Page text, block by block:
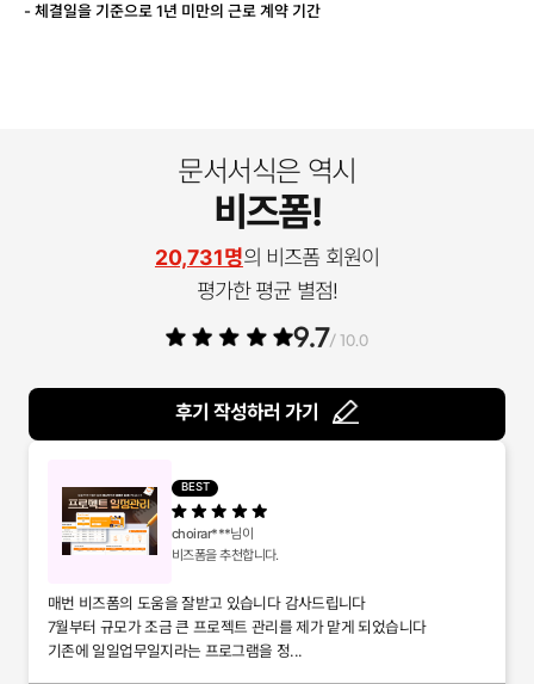
- 체결일을 기준으로 1년 미만의 근로 계약 기간
문서서식은 역시
비즈폼!
20,731명의 비즈폼 회원이
평가한 평균 별점!
9.7/ 10.0
후기 작성하러 가기
BEST
choirar***님이
비즈폼을 추천합니다.
매번 비즈폼의 도움을 잘받고 있습니다 감사드립니다
7월부터 규모가 조금 큰 프로젝트 관리를 제가 맡게 되었습니다
기존에 일일업무일지라는 프로그램을 정...